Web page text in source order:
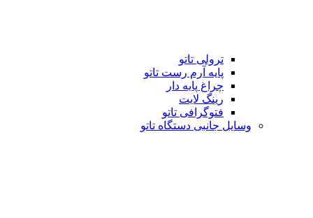
ترولی تاتو
پایه آرم رست تاتو
چراغ پایه دار
رینگ لایت
فتوگرافی تاتو
وسایل جانبی دستگاه تاتو